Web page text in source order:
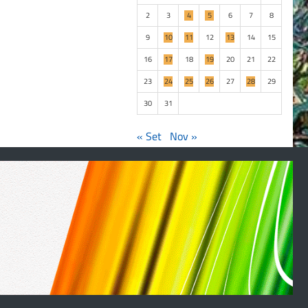
2
3 4 5 6 7
8
9
10 11 12 13 14
15
16
17 18 19 20 21
22
23
24 25 26 27 28
29
30
31
« Set Nov »